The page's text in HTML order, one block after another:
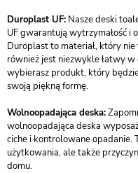
Duroplast UF: Nasze deski
UF gwarantują wytrzymałość i
Duroplast to materiał, który
również jest niezwykle łatwy w
wybierasz produkt, który będzie
swoją piękną formę.
Wolnoopadająca deska:
wolnoopadająca deska
ciche i kontrolowane opadanie.
użytkowania, ale także
domu.